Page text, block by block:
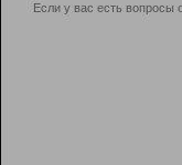
Если у вас есть вопросы